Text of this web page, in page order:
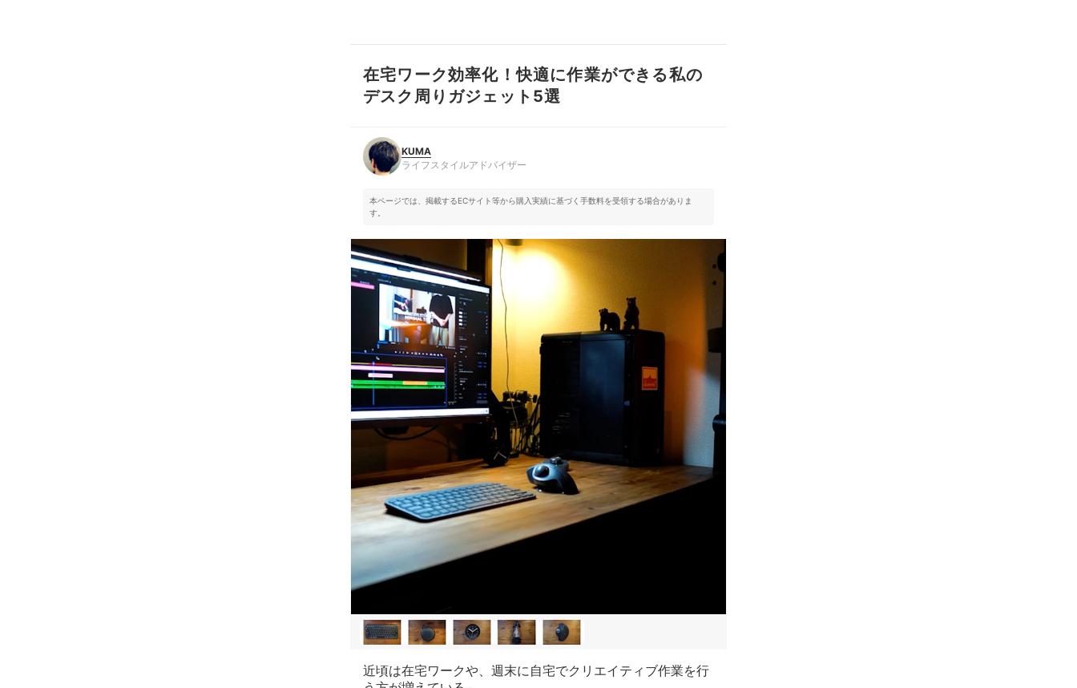
KUMA
ライフスタイルアドバイザー
在宅ワーク効率化！快適に作業ができる私の
デスク周りガジェット5選
KUMA
ライフスタイルアドバイザー
本ページでは、掲載するECサイト等から購入実績に基づく手数料を受領する場合がありま
す。
近頃は在宅ワークや、週末に自宅でクリエイティブ作業を行